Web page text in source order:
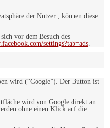
der Nutzer , können diese
vor dem Besuch des
settings?tab=ads.
wird (“Google”). Der Button ist
wird von Google direkt an
ohne einen Klick auf die